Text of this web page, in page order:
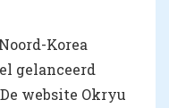
Korea
gelanceerd
website Okryu